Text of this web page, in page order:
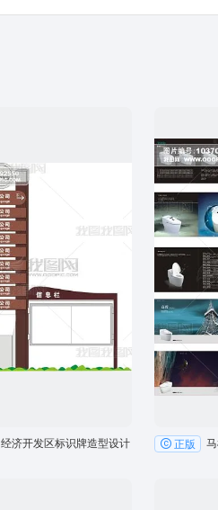
经济开发区标识牌造型设计 正版